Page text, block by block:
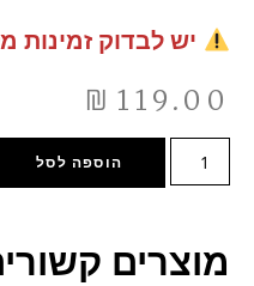
יש לבדוק זמינות
₪ 119.00
הוספה לסל
מוצרים